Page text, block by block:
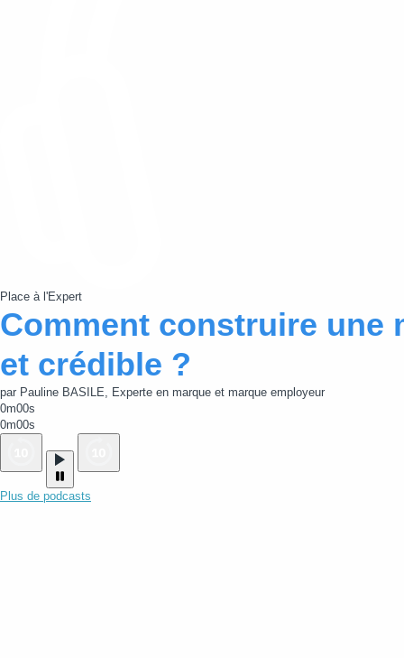
Place à l'Expert
Comment construire une
et crédible ?
par Pauline BASILE, Experte en marque et marque employeur
0m00s
0m00s
Plus de podcasts